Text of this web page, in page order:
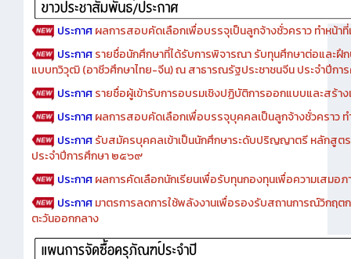
ประกาศผลการสอบคัดเลือกเพื่อบรรจุเป็นลูกจ้างชั่วคราว ทำหน้าที่
ประกาศ รายชื่อนักศึกษาที่ได้รับการพิจารณา รับทุนศึกษาต่อและฝึ
แบบทวิวุฒิ (อาชีวศึกษาไทย-จีน) ณ สาธารณรัฐประชาชนจีน ประจำปีก
ประกาศรายชื่อผู้เข้ารับการอบรมเชิงปฏิบัติการออกแบบและสร้า
ประกาศผลการสอบคัดเลือกเพื่อบรรจุบุคคลเป็นลูกจ้างชั่วคราว ท
ประกาศรับสมัครบุคคลเข้าเป็นนักศึกษาระดับปริญญาตรี หลักสูต
ประจำปีการศึกษา ๒๕๖๙
ประกาศผลการคัดเลือกนักเรียนเพื่อรับทุนกองทุนเพื่อความเสมอ
ประกาศมาตรการลดการใช้พลังงานเพื่อรองรับสถานการณ์วิกฤ
ตะวันออกกลาง